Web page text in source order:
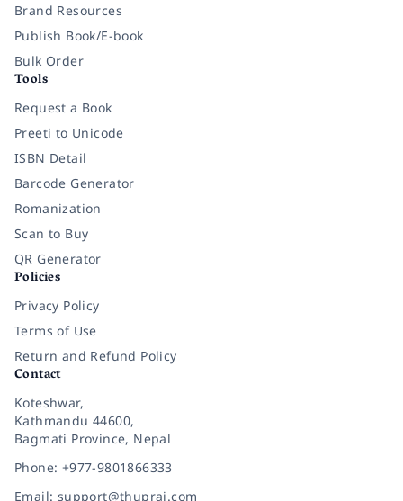
Brand Resources
Publish Book/E-book
Bulk Order
Tools
Request a Book
Preeti to Unicode
ISBN Detail
Barcode Generator
Romanization
Scan to Buy
QR Generator
Policies
Privacy Policy
Terms of Use
Return and Refund Policy
Contact
Koteshwar,
Kathmandu 44600,
Bagmati Province, Nepal
Phone: +977-9801866333
Email: support@thuprai.com